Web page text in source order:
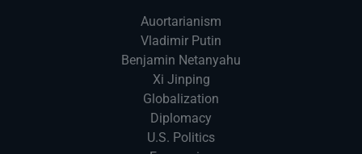
Auortarianism
Vladimir Putin
Benjamin Netanyahu
Xi Jinping
Globalization
Diplomacy
U.S. Politics